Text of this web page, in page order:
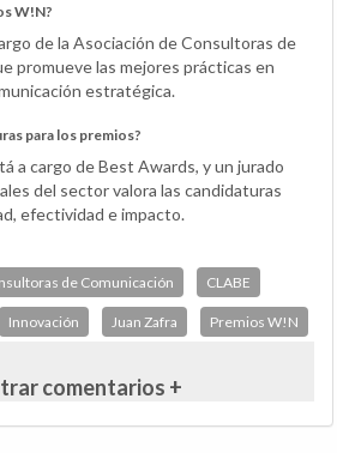
W!N?
de la Asociación de Consultoras de
promueve las mejores prácticas en
estratégica.
para los premios?
a cargo de Best Awards, y un jurado
del sector valora las candidaturas
efectividad e impacto.
de Comunicación CLABE
Innovación Juan Zafra Premios W!N
comentarios +